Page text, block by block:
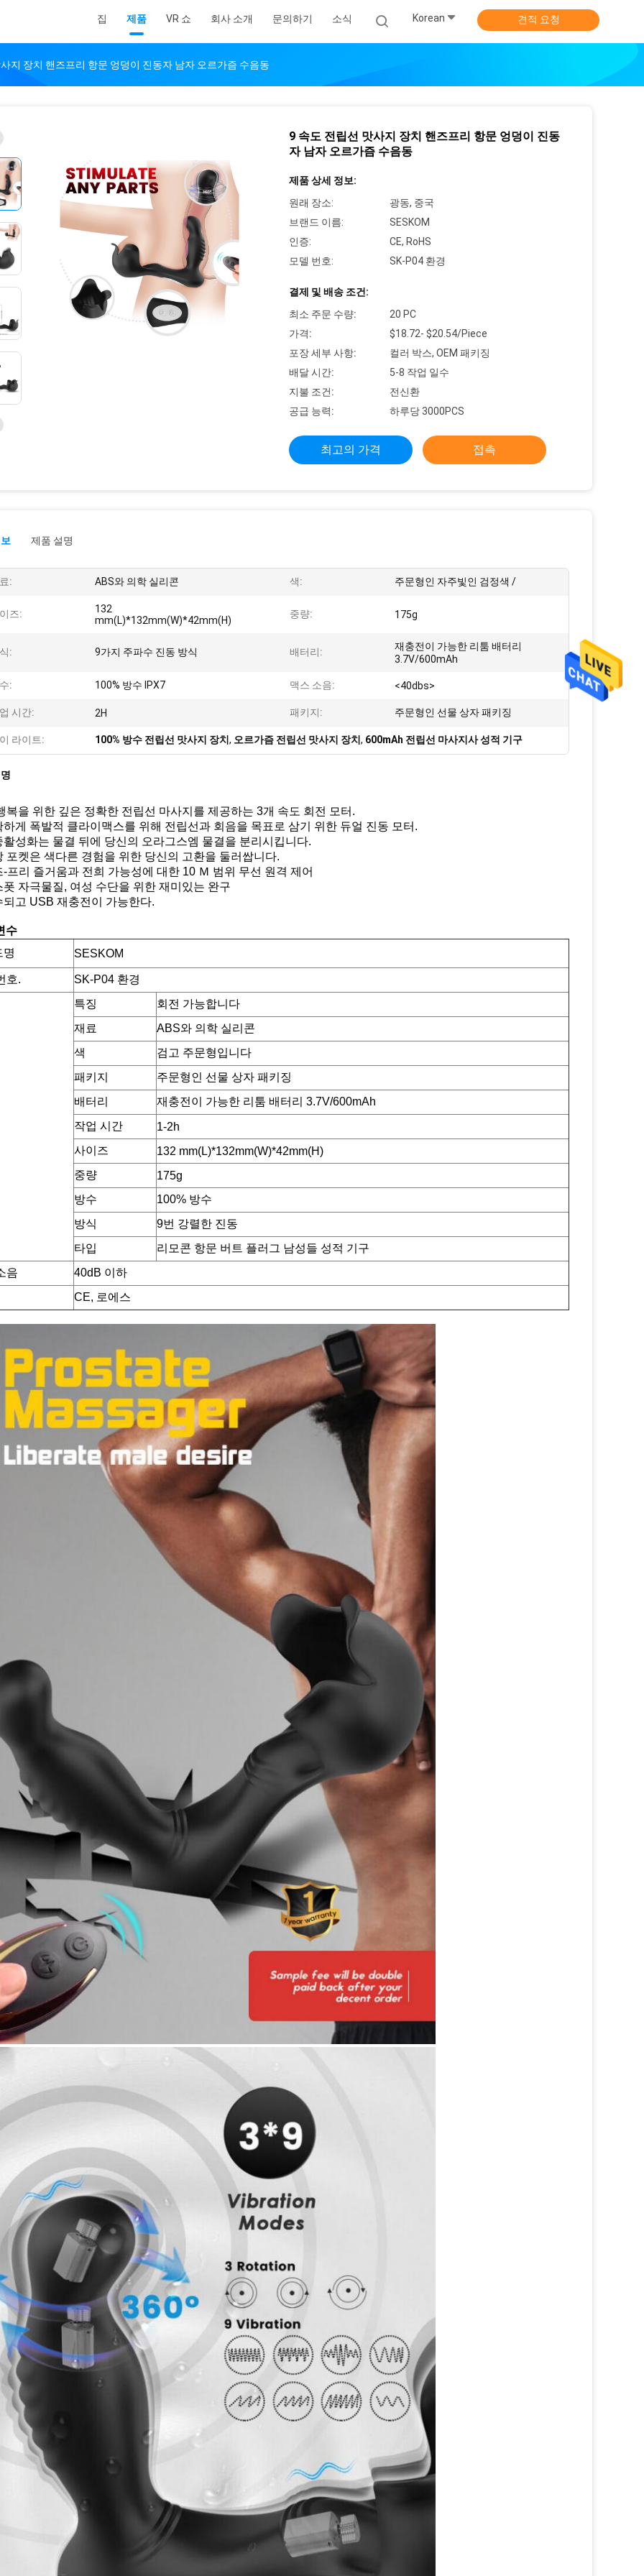
집 제품 VR 쇼 회사 소개 문의하기 소식 Korean 견적 요청
지 장치 핸즈프리 항문 엉덩이 진동자 남자 오르가즘 수음동
9 속도 전립선 맛사지 장치 핸즈프리 항문 엉덩이 진동
자 남자 오르가즘 수음동
제품 상세 정보:
원래 장소:
광동, 중국
브랜드 이름:
SESKOM
인증:
CE, RoHS
모델 번호:
SK-P04 환경
결제 및 배송 조건:
최소 주문 수량:
20 PC
가격:
$18.72- $20.54/Piece
포장 세부 사항:
컬러 박스, OEM 패키징
배달 시간:
5-8 작업 일수
지불 조건:
전신환
공급 능력:
하루당 3000PCS
최고의 가격 접촉
제품 설명
: ABS와 의학 실리콘 색: 주문형인 자주빛인 검정색 /
즈:
132
mm(L)*132mm(W)*42mm(H)
중량: 175g
: 9가지 주파수 진동 방식 배터리:
재충전이 가능한 리툼 배터리
3.7V/600mAh
: 100% 방수 IPX7 맥스 소음: <40dbs>
시간: 2H 패키지: 주문형인 선물 상자 패키징
라이트: 100% 방수 전립선 맛사지 장치 , 오르가즘 전립선 맛사지 장치 , 600mAh 전립선 마사지사 성적 기구
복을 위한 깊은 정확한 전립선 마사지를 제공하는 3개 속도 회전 모터.
하게 폭발적 클라이맥스를 위해 전립선과 회음을 목표로 삼기 위한 듀얼 진동 모터.
활성화는 물결 뒤에 당신의 오라그스엠 물결을 분리시킵니다.
포켓은 색다른 경험을 위한 당신의 고환을 둘러쌉니다.
-프리 즐거움과 전희 가능성에 대한 10 Ｍ 범위 무선 원격 제어
폿 자극물질, 여성 수단을 위한 재미있는 완구
되고 USB 재충전이 가능한다.
수
명
SESKOM
호.
SK-P04 환경
특징
회전 가능합니다
재료
ABS와 의학 실리콘
색
검고 주문형입니다
패키지
주문형인 선물 상자 패키징
배터리
재충전이 가능한 리툼 배터리 3.7V/600mAh
작업 시간
1-2h
사이즈
132 mm(L)*132mm(W)*42mm(H)
중량
175g
방수
100% 방수
방식
9번 강렬한 진동
타입
리모콘 항문 버트 플러그 남성들 성적 기구
음
40dB 이하
CE, 로에스